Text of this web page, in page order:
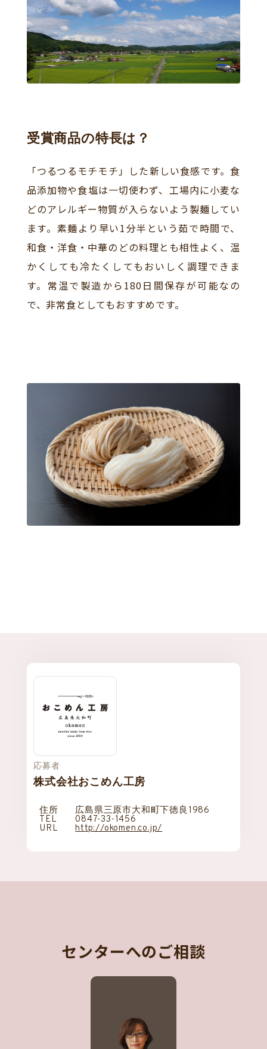
受賞商品の特長は？
「つるつるモチモチ」した新しい食感です。食
品添加物や食塩は一切使わず、工場内に小麦な
どのアレルギー物質が入らないよう製麺してい
ます。素麺より早い1分半という茹で時間で、
和食・洋食・中華のどの料理とも相性よく、温
かくしても冷たくしてもおいしく調理できま
す。常温で製造から180日間保存が可能なの
で、非常食としてもおすすめです。
応募者
株式会社おこめん工房
住所 広島県三原市大和町下徳良1986
TEL 0847-33-1456
URL http://okomen.co.jp/
センターへのご相談